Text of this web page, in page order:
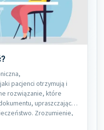
pacjenci otrzymują i
rozwiązanie, które
upraszczając
Zrozumienie,